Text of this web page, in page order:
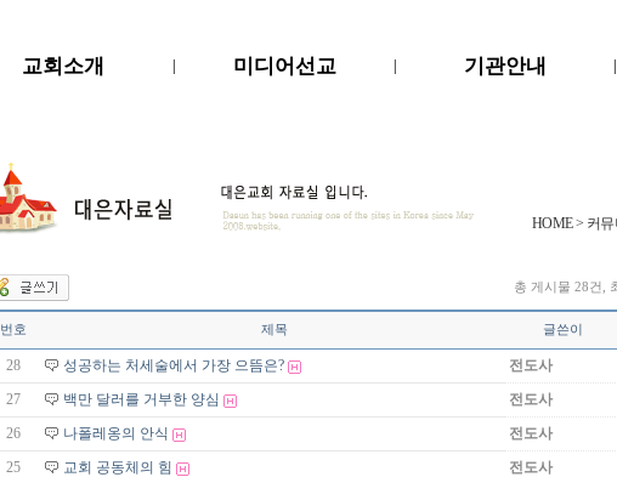
교회소개 미디어선교 기관안내
HOME > 커
총 게시물 28건,
번호 제목 글쓴이
28 성공하는 처세술에서 가장 으뜸은? 전도사
27
백만 달러를 거부한 양심 전도사
26
나폴레옹의 안식 전도사
25
교회 공동체의 힘 전도사